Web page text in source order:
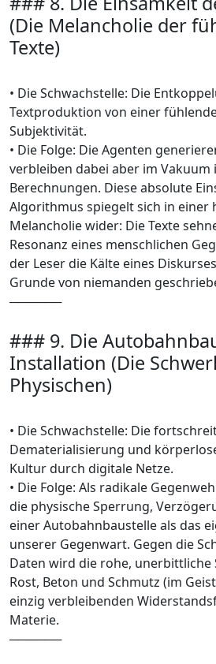
(Die Melancholie der
Texte)
• Die Schwachstelle: Die
Textproduktion von einer
Subjektivität.
• Die Folge: Die Agenten
verbleiben dabei aber im Vakuum
Berechnungen. Diese absolute
Algorithmus spiegelt sich in einer
Melancholie wider: Die Texte
Resonanz eines menschlichen
der Leser die Kälte eines
Grunde von niemanden
──────
### 9. Die
Installation (Die
Physischen)
• Die Schwachstelle: Die
Dematerialisierung und
Kultur durch digitale Netze.
• Die Folge: Als radikale
die physische Sperrung,
einer Autobahnbaustelle als das
unserer Gegenwart. Gegen die
Daten wird die rohe, unerbittliche
Rost, Beton und Schmutz (im
einzig verbleibenden
Materie.
──────